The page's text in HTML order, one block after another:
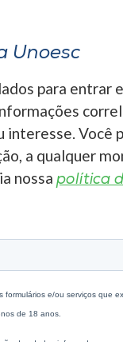
Unoesc
para entrar
interesse. Você
a qualquer
nossa política